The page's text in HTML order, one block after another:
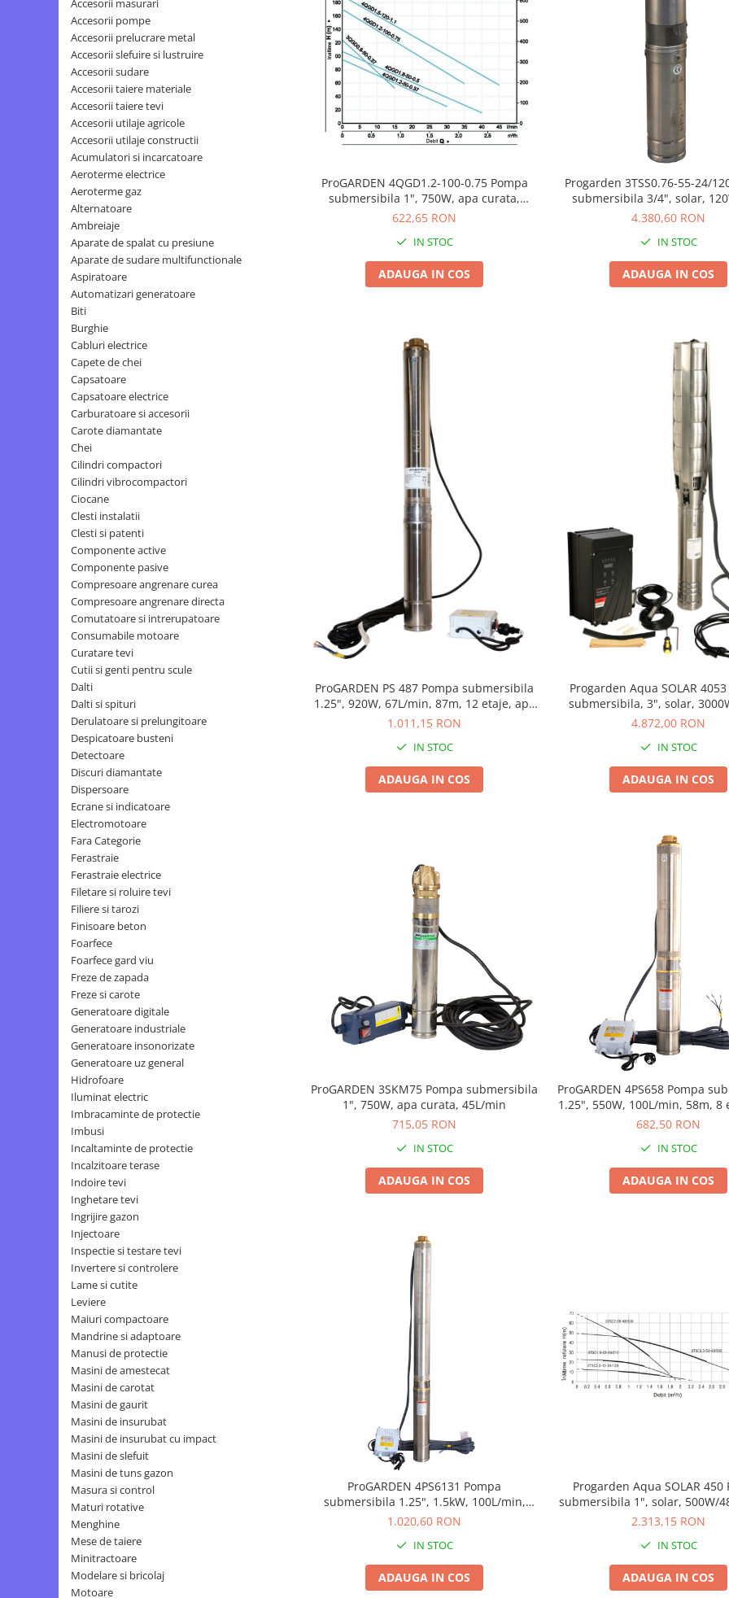
Masini de tuns animale
Alte produse si accesorii
Organizare si depozitare
Piese de schimb
Scari, transport si ridicat
Motoare electrice
Motoare benzina
Motoare diesel
Atomizoare
Pompe de stropit electrice
Pompe de stropit manuale
Accesorii pompe de stropit
Sere si solarii
Plase umbrire
Plantator rasaduri
Distribuitoare sare sau seminte
Semanatori
Aparat spalat cu presiune
Batoze porumb
Casa si Gradina
Curatare pavaj
Echipamente pentru atelier
Grill-uri si gratare
Lopeti pentru zapada
Unelte pentru gradina
Accesorii drujbe
Drujbe cu acumulator
Drujbe electrice
Drujbe pe benzina
Echipamente ferma
Freze pentru zapada
Instalatii sanitare
Intretinere
Masini de maturat si accesorii
Masini de tuns iarba
Accesorii motocositoare
Accesorii pentru masini de tuns
Masini de tuns iarba/gazon
Tractorase pentru gazon
Mobilier pentru gradina
Mori de macinat cereale
Pompe de apa
Motopompe
Accesorii pentru irigatii
Pompe de apa de suprafata
Pompe recirculare
Pompe submersibile
Sisteme de irigat si stropit
Accesorii pentru ATV
Alte vehicule electrice
Tocatoare resturi vegetale
Despicatoare de lemne
Granulatoare de furaje
Tocatoare de furaje
Polizoare unghiulare (flex-uri)
Ciocane Rotopercutoare
Pistoale de vopsit
Fierastraie electrice
Motoburghie
Acumulatori
Detector metale
Fierastraie circulare
Incarcatoare pentru acumulatori
Masini de slefuit
Multifunctionale
Pistoale cu aer cald
Pistoale de lipit
Polizoare electrice
Rindele electrice
Role si prelungitoare
Trimmer electric
Echipamente electrice
Aeroterme industriale
Aparate de aer conditionat
Bormasini cu coloana
Masini de cusut saci
Masini de frezat
Suflanta pentru frunze
Scule de mana
Capsatoare electrice
Diverse scule de mana
Scripeti si macarale
Scule multifuncționale
Telemetre Digitale
Aparate de sudura
Accesorii aparate sudura
Aparate de sudura cu plasma
Invertoare sudura - IGBT / MMA
Aspiratoare
Accesorii auto
Compresoare aer
Echipamente industriale de
brichetare / peletizare
Echipamente pentru protectia
Generatoare
Pistoale de lipit
Accesorii masurari
Accesorii pompe
Accesorii prelucrare metal
Accesorii slefuire si lustruire
Accesorii sudare
Accesorii taiere materiale
Accesorii taiere tevi
Accesorii utilaje agricole
Accesorii utilaje constructii
Acumulatori si incarcatoare
Aeroterme electrice
Aeroterme gaz
Alternatoare
Ambreiaje
Aparate de spalat cu presiune
Aparate de sudare multifunctionale
Aspiratoare
Automatizari generatoare
Biti
Burghie
Cabluri electrice
Capete de chei
Capsatoare
Capsatoare electrice
Carburatoare si accesorii
Carote diamantate
Chei
Cilindri compactori
Cilindri vibrocompactori
Ciocane
Clesti instalatii
Clesti si patenti
Componente active
Componente pasive
Compresoare angrenare curea
Compresoare angrenare directa
Comutatoare si intrerupatoare
Consumabile motoare
Curatare tevi
Cutii si genti pentru scule
Dalti
Dalti si spituri
Derulatoare si prelungitoare
Despicatoare busteni
Detectoare
Discuri diamantate
Dispersoare
Ecrane si indicatoare
Electromotoare
Fara Categorie
Ferastraie
Ferastraie electrice
Filetare si roluire tevi
Filiere si tarozi
Finisoare beton
Foarfece
Foarfece gard viu
Freze de zapada
Freze si carote
Generatoare digitale
Generatoare industriale
Generatoare insonorizate
Generatoare uz general
Hidrofoare
Iluminat electric
Imbracaminte de protectie
Imbusi
Incaltaminte de protectie
Incalzitoare terase
Indoire tevi
Inghetare tevi
Ingrijire gazon
Injectoare
Inspectie si testare tevi
Invertere si controlere
Lame si cutite
Leviere
Maiuri compactoare
Mandrine si adaptoare
Manusi de protectie
Masini de amestecat
Masini de carotat
Masini de gaurit
Masini de insurubat
Masini de insurubat cu impact
Masini de slefuit
Masini de tuns gazon
Masura si control
Maturi rotative
Menghine
Mese de taiere
Minitractoare
Modelare si bricolaj
Motoare
ProGARDEN 4QGD1.2-100-0.75 Pompa
submersibila 1", 750W, apa curata,
30L/min
622,65 RON
IN STOC
ADAUGA IN COS
Progarden 3TSS0.76-55-24/
submersibila 3/4", solar,
MPPT, PFV 2x80W, 55m,
4.380,60 RON
IN STOC
ADAUGA IN COS
ProGARDEN PS 487 Pompa submersibila
1.25", 920W, 67L/min, 87m, 12 etaje, apa
curata
1.011,15 RON
IN STOC
ADAUGA IN COS
Progarden Aqua SOLAR
submersibila, 3", solar,
MPPT, fara PV, 660L/min,
4.872,00 RON
IN STOC
ADAUGA IN COS
ProGARDEN 3SKM75 Pompa submersibila
1", 750W, apa curata, 45L/min
715,05 RON
IN STOC
ADAUGA IN COS
ProGARDEN 4PS658 Pompa
1.25", 550W, 100L/min, 58m, 8
curata
682,50 RON
IN STOC
ADAUGA IN COS
ProGARDEN 4PS6131 Pompa
submersibila 1.25", 1.5kW, 100L/min,
131m, 18 etaje, apa curata
1.020,60 RON
IN STOC
ADAUGA IN COS
Progarden Aqua SOLAR 450
submersibila 1", solar, 500W/
fara PFV, 50m, 3.5mch,
2.313,15 RON
IN STOC
ADAUGA IN COS